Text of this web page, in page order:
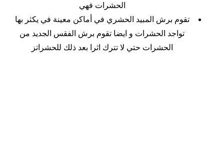
الحشرات فهي
تقوم برش المبيد الحشري في أماكن معينة في يكثر بها
تواجد الحشرات و ايضا تقوم برش الفقس الجديد من
الحشرات حتي لا تترك اثرا بعد ذلك للحشراتز